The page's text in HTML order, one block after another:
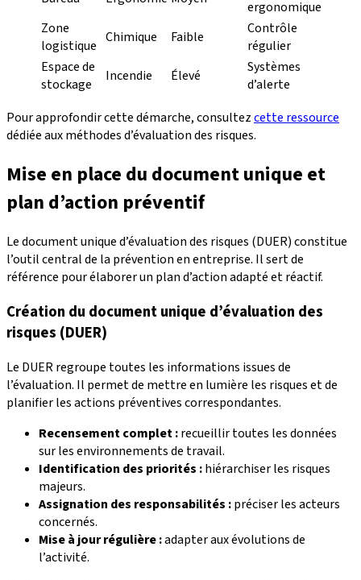
ergonomique
Zone
logistique Chimique Faible
Contrôle
régulier
Espace de
stockage
Incendie Élevé
Systèmes
d’alerte
Pour approfondir cette démarche, consultezcette ressource
dédiée aux méthodes d’évaluation des risques.
Mise en place du document unique et
plan d’action préventif
Le document unique d’évaluation des risques (DUER) constitue
l’outil central de la prévention en entreprise. Il sert de
référence pour élaborer un plan d’action adapté et réactif.
Création du document unique d’évaluation des
risques (DUER)
Le DUER regroupe toutes les informations issues de
l’évaluation. Il permet de mettre en lumière les risques et de
planifier les actions préventives correspondantes.
Recensement complet :recueillir toutes les données
sur les environnements de travail.
Identification des priorités :hiérarchiser les risques
majeurs.
Assignation des responsabilités :préciser les acteurs
concernés.
Mise à jour régulière :adapter aux évolutions de
l’activité.